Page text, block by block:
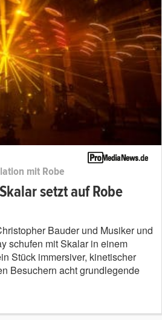
mit Robe
setzt auf Robe
Bauder und Musiker und
schufen mit Skalar in einem
Stück immersiver, kinetischer
Besuchern acht grundlegende